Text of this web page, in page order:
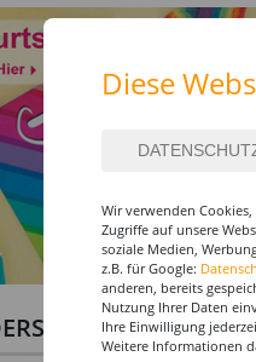
Diese
Wir verwenden
Zugriffe auf unsere
soziale Medien,
z.B. für Google:
anderen, bereits
Nutzung Ihrer Daten
Ihre Einwilligung
Weitere Informationen